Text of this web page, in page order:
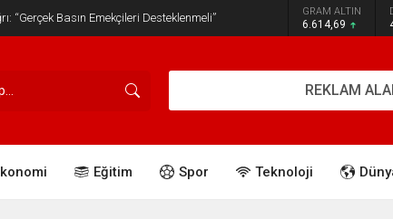
“Gerçek Basın Emekçileri Desteklenmeli” GRAM ALTIN
6.614,69
REKLAM
Eğitim Spor Teknoloji